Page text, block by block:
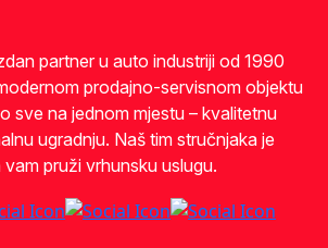
partner u auto industriji od 1990
prodajno-servisnom objektu
sve na jednom mjestu – kvalitetnu
ugradnju. Naš tim stručnjaka je
pruži vrhunsku uslugu.